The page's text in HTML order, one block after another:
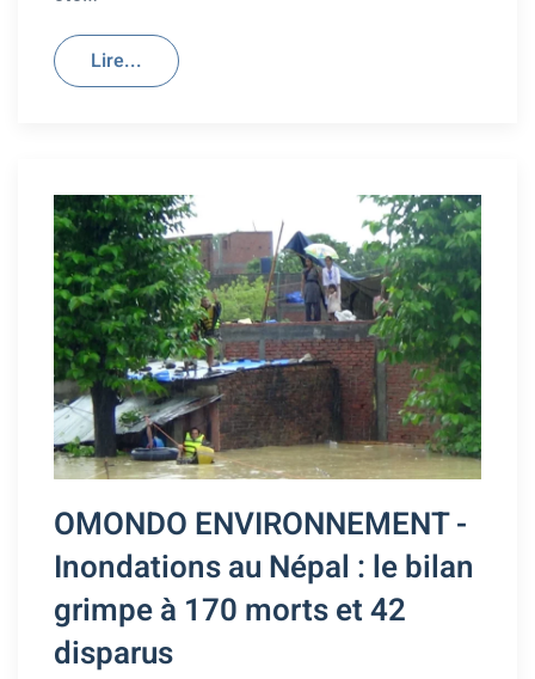
Lire...
OMONDO ENVIRONNEMENT -
Inondations au Népal : le bilan
grimpe à 170 morts et 42
disparus